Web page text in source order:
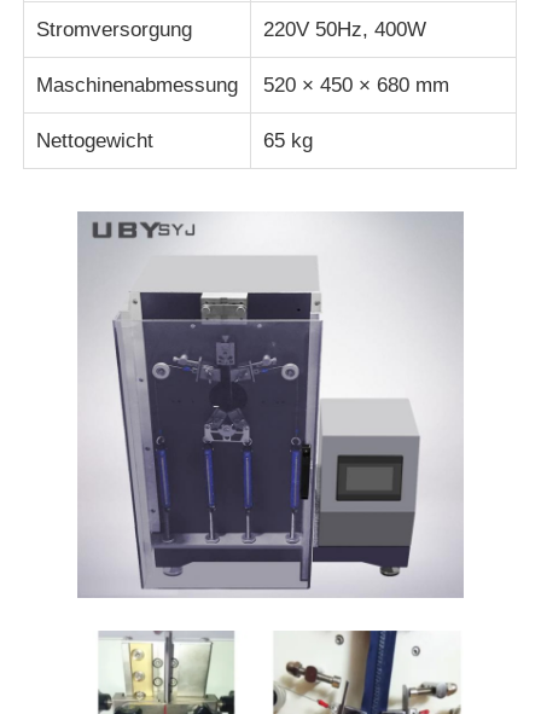
Stromversorgung 220V 50Hz, 400W
Maschinenabmessung 520 × 450 × 680 mm
Nettogewicht 65 kg